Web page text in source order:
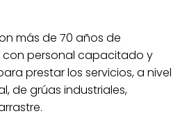
más de 70 años de
con personal capacitado y
prestar los servicios, a nivel
de grúas industriales,